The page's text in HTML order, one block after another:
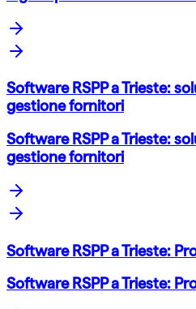
Software RSPP a Trieste:
gestione fornitori
Software RSPP a Trieste:
gestione fornitori
Software RSPP a Trieste:
Software RSPP a Trieste: